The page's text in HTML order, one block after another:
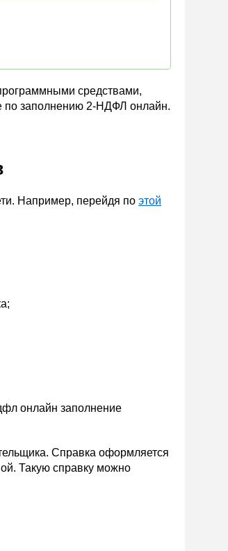
средствами,
по заполнению 2-НДФЛ онлайн.
Например, перейдя по этой
онлайн заполнение
Справка оформляется
Такую справку можно